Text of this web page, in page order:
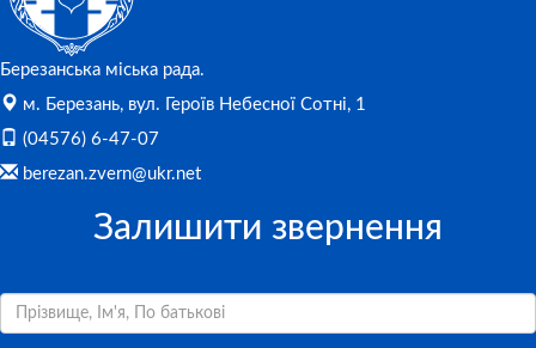
Березанська міська рада.
м. Березань, вул. Героїв Небесної Сотні, 1
(04576) 6-47-07
berezan.zvern@ukr.net
Залишити звернення